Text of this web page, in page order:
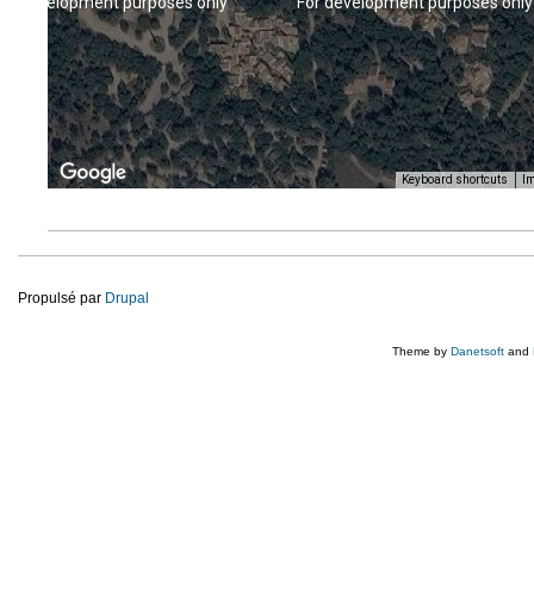
development purposes only
Keyboard shortcuts
Propulsé par Drupal
Theme by Danetsoft and